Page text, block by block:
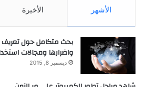
الأشهر الأخيرة
بحث متكامل حول تعريف
واضرارها ومجالات
ديسمبر 8, 2015